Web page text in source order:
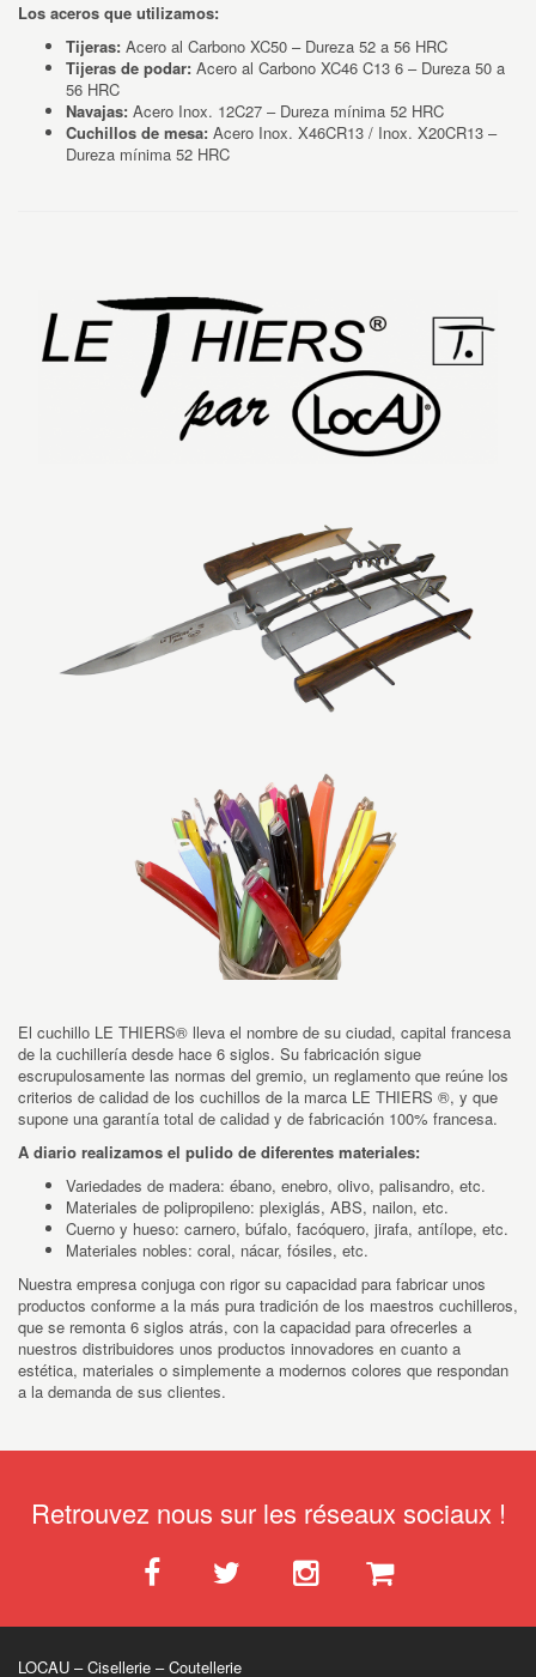
Los aceros que utilizamos:
Tijeras: Acero al Carbono XC50 – Dureza 52 a 56 HRC
Tijeras de podar: Acero al Carbono XC46 C13 6 – Dureza 50 a
56 HRC
Navajas: Acero Inox. 12C27 – Dureza mínima 52 HRC
Cuchillos de mesa: Acero Inox. X46CR13 / Inox. X20CR13 –
Dureza mínima 52 HRC
El cuchillo LE THIERS® lleva el nombre de su ciudad, capital francesa
de la cuchillería desde hace 6 siglos. Su fabricación sigue
escrupulosamente las normas del gremio, un reglamento que reúne los
criterios de calidad de los cuchillos de la marca LE THIERS ®, y que
supone una garantía total de calidad y de fabricación 100% francesa.
A diario realizamos el pulido de diferentes materiales:
Variedades de madera: ébano, enebro, olivo, palisandro, etc.
Materiales de polipropileno: plexiglás, ABS, nailon, etc.
Cuerno y hueso: carnero, búfalo, facóquero, jirafa, antílope, etc.
Materiales nobles: coral, nácar, fósiles, etc.
Nuestra empresa conjuga con rigor su capacidad para fabricar unos
productos conforme a la más pura tradición de los maestros cuchilleros,
que se remonta 6 siglos atrás, con la capacidad para ofrecerles a
nuestros distribuidores unos productos innovadores en cuanto a
estética, materiales o simplemente a modernos colores que respondan
a la demanda de sus clientes.
Retrouvez nous sur les réseaux sociaux !
LOCAU – Cisellerie – Coutellerie